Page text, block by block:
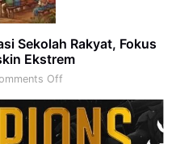
Sekolah Rakyat, Fokus
Ekstrem
Off